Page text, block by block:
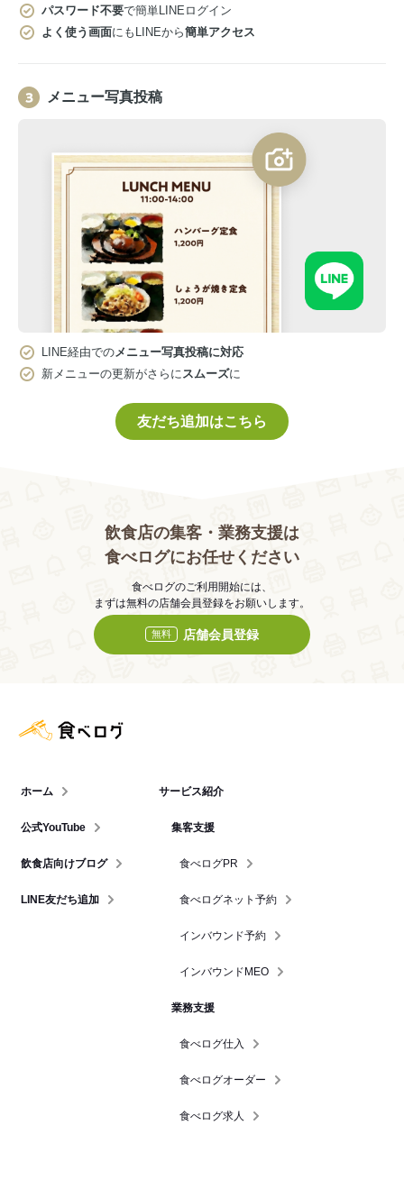
パスワード不要で簡単LINEログイン
よく使う画面にもLINEから簡単アクセス
メニュー写真投稿
LINE経由でのメニュー写真投稿に対応
新メニューの更新がさらにスムーズに
友だち追加はこちら
飲食店の集客・業務支援は
食べログにお任せください
食べログのご利用開始には、
まずは無料の店舗会員登録をお願いします。
無料 店舗会員登録
ホーム
公式YouTube
飲食店向けブログ
LINE友だち追加
サービス紹介
集客支援
食べログPR
食べログネット予約
インバウンド予約
インバウンドMEO
業務支援
食べログ仕入
食べログオーダー
食べログ求人